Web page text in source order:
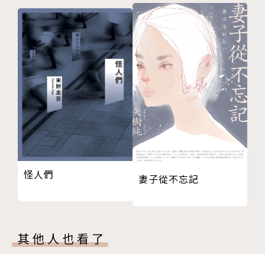
生再苦，怒吼與揮拳也不代表就能打開一條出路。
至少曾深深留在我心中的患者們，還有那些支撐著醫療
現場有的醫師們，並不會選擇那樣的方式，來迎戰困
境。他們選擇懷抱勇氣、尊嚴與溫柔，並且在任何時刻
都不放棄「希望」。
【故事簡介】
不是看病，而是看人！這就是史賓諾莎教我們的事。
決定搬至京都的一座寧靜小鎮擔任內科醫師。
怪人們 妻子從不忘記
其他人也看了